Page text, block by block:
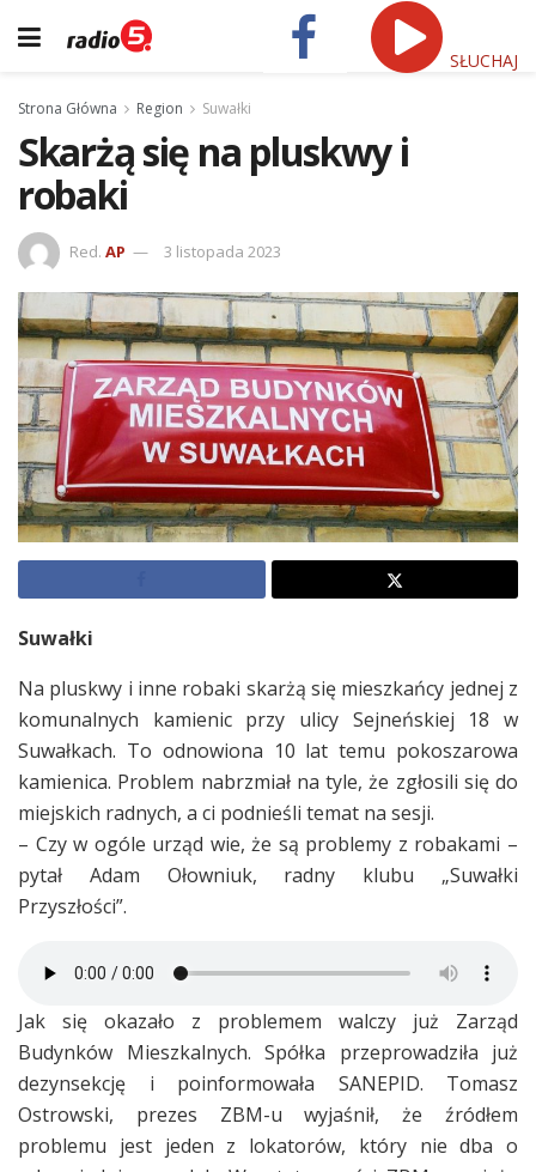
SŁUCHAJ
Strona Główna Region Suwałki
Skarżą się na pluskwy i
robaki
Red. AP 3 listopada 2023
Suwałki
Na pluskwy i inne robaki skarżą się mieszkańcy jednej z
komunalnych kamienic przy ulicy Sejneńskiej 18 w
Suwałkach. To odnowiona 10 lat temu pokoszarowa
kamienica. Problem nabrzmiał na tyle, że zgłosili się do
miejskich radnych, a ci podnieśli temat na sesji.
– Czy w ogóle urząd wie, że są problemy z robakami –
pytał Adam Ołowniuk, radny klubu „Suwałki
Przyszłości”.
Jak się okazało z problemem walczy już Zarząd
Budynków Mieszkalnych. Spółka przeprowadziła już
dezynsekcję i poinformowała SANEPID. Tomasz
Ostrowski, prezes ZBM-u wyjaśnił, że źródłem
problemu jest jeden z lokatorów, który nie dba o